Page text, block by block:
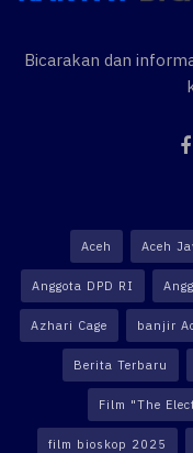
Bicarakan dan
Aceh Aceh
Anggota DPD RI
Azhari Cage banjir
Berita Terbaru
Film "The
film bioskop 2025